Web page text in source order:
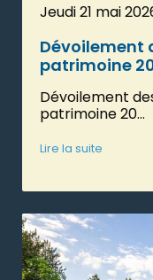
Jeudi 21 mai
Dévoilement
patrimoine
Dévoilement
patrimoine 20...
Lire la suite